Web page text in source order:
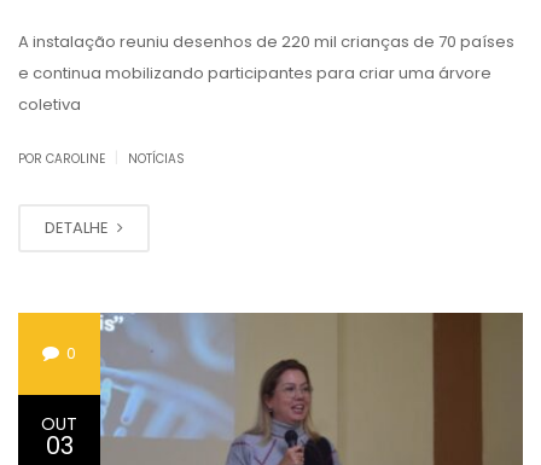
A instalação reuniu desenhos de 220 mil crianças de 70 países
e continua mobilizando participantes para criar uma árvore
coletiva
POR CAROLINE NOTÍCIAS
DETALHE
0
OUT
03